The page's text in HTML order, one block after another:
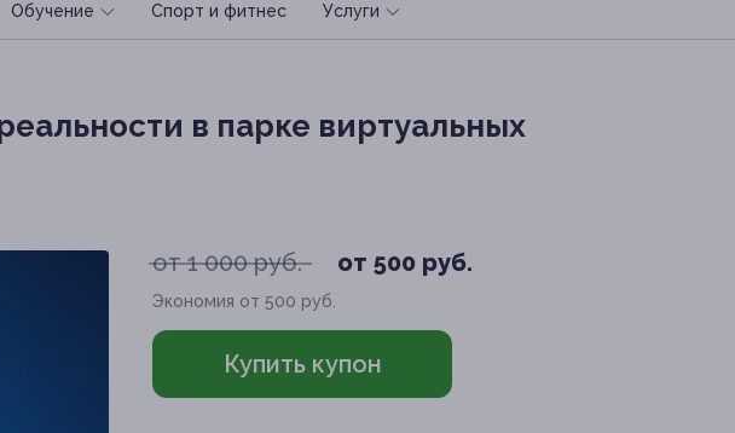
Обучение Спoрт и фитнес Услуги
в парке виртуальных
от 1 000 руб. от 500 руб.
Экономия от 500 руб.
Купить купон